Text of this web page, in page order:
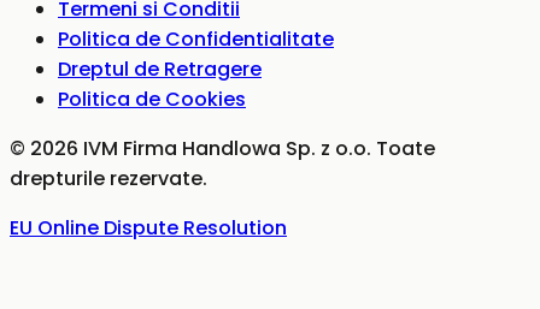
Termeni si Conditii
Politica de Confidentialitate
Dreptul de Retragere
Politica de Cookies
© 2026 IVM Firma Handlowa Sp. z o.o. Toate
drepturile rezervate.
EU Online Dispute Resolution